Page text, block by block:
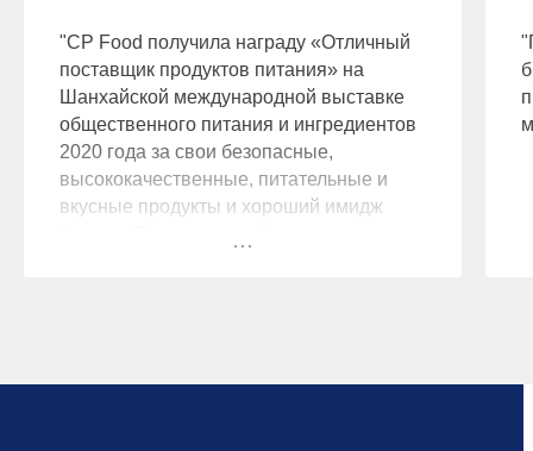
"CP Food получила награду «Отличный
поставщик продуктов питания» на
Шанхайской международной выставке
общественного питания и ингредиентов
2020 года за свои безопасные,
высококачественные, питательные и
вкусные продукты и хороший имидж